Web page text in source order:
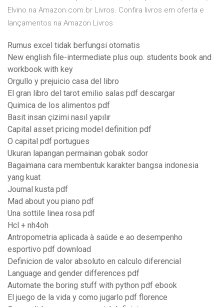
Elvino na Amazon.com.br Livros. Confira livros em oferta e
lançamentos na Amazon Livros
Rumus excel tidak berfungsi otomatis
New english file-intermediate plus oup. students book and
workbook with key
Orgullo y prejuicio casa del libro
El gran libro del tarot emilio salas pdf descargar
Quimica de los alimentos pdf
Basit insan çizimi nasıl yapılır
Capital asset pricing model definition pdf
O capital pdf portugues
Ukuran lapangan permainan gobak sodor
Bagaimana cara membentuk karakter bangsa indonesia
yang kuat
Journal kusta pdf
Mad about you piano pdf
Una sottile linea rosa pdf
Hcl + nh4oh
Antropometria aplicada à saúde e ao desempenho
esportivo pdf download
Definicion de valor absoluto en calculo diferencial
Language and gender differences pdf
Automate the boring stuff with python pdf ebook
El juego de la vida y como jugarlo pdf florence